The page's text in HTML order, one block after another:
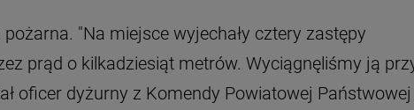
"Na miejsce wyjechały cztery zastępy
prąd o kilkadziesiąt metrów. Wyciągnęliśmy ją
oficer dyżurny z Komendy Powiatowej Państwowej